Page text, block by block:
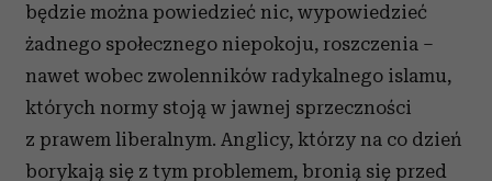
będzie można powiedzieć nic, wypowiedzieć
żadnego społecznego niepokoju, roszczenia –
nawet wobec zwolenników radykalnego islamu,
których normy stoją w jawnej sprzeczności
z prawem liberalnym. Anglicy, którzy na co dzień
borykają się z tym problemem, bronią się przed